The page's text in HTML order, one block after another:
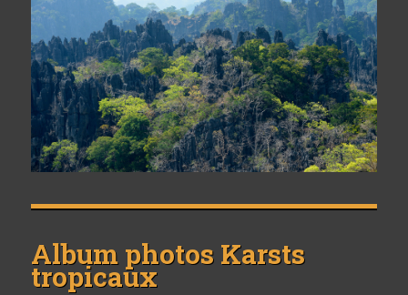
Album photos Karsts
tropicaux